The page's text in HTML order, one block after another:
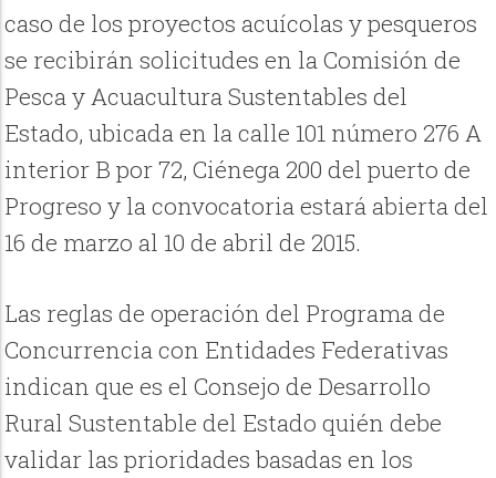
caso de los proyectos acuícolas y pesqueros
se recibirán solicitudes en la Comisión de
Pesca y Acuacultura Sustentables del
Estado, ubicada en la calle 101 número 276 A
interior B por 72, Ciénega 200 del puerto de
Progreso y la convocatoria estará abierta del
16 de marzo al 10 de abril de 2015.
Las reglas de operación del Programa de
Concurrencia con Entidades Federativas
indican que es el Consejo de Desarrollo
Rural Sustentable del Estado quién debe
validar las prioridades basadas en los